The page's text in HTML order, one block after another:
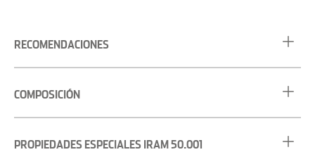
RECOMENDACIONES
COMPOSICIÓN
PROPIEDADES ESPECIALES IRAM 50.001